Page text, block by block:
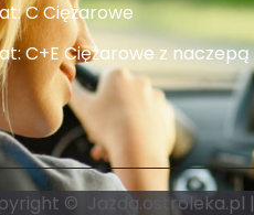
C Ciężarowe
C+E Ciężarowe z naczepą
© Jazda.ostroleka.pl |